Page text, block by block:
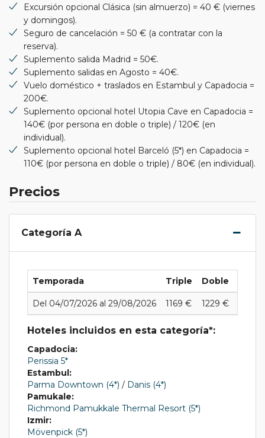
Excursión opcional Clásica (sin almuerzo) = 40 € (viernes
y domingos).
Seguro de cancelación = 50 € (a contratar con la
reserva).
Suplemento salida Madrid = 50€.
Suplemento salidas en Agosto = 40€.
Vuelo doméstico + traslados en Estambul y Capadocia =
200€.
Suplemento opcional hotel Utopia Cave en Capadocia =
140€ (por persona en doble o triple) / 120€ (en
individual).
Suplemento opcional hotel Barceló (5*) en Capadocia =
110€ (por persona en doble o triple) / 80€ (en individual).
Precios
Categoría A
Temporada Triple Doble
Del 04/07/2026 al 29/08/2026 1169 € 1229 €
Hoteles incluidos en esta categoría*:
Capadocia:
Perissia 5*
Estambul:
Parma Downtown (4*) / Danis (4*)
Pamukale:
Richmond Pamukkale Thermal Resort (5*)
Izmir:
Mövenpick (5*)